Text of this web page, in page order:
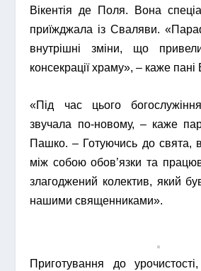
Вікентія де Поля. Вона
приїжджала із Сваляви.
внутрішні зміни, що
консекрації храму», – каже пані
«Під час цього
звучала по-новому, – каже
Пашко. – Готуючись до свята,
між собою обов’язки та
злагоджений колектив, який
нашими священниками».
Приготування до